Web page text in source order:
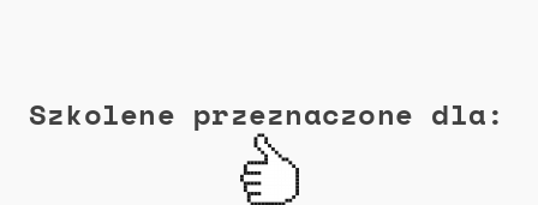
Szkolene przeznaczone dla: